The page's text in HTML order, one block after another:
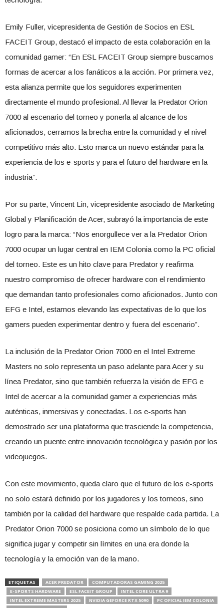
Emily Fuller, vicepresidenta de Gestión de Socios en ESL
FACEIT Group, destacó el impacto de esta colaboración en la
comunidad gamer: “En ESL FACEIT Group siempre buscamos
formas de acercar a los fanáticos a la acción. Por primera vez,
esta alianza permite que los seguidores experimenten
directamente el mundo profesional. Al llevar la Predator Orion
7000 al escenario del torneo y ponerla al alcance de los
aficionados, cerramos la brecha entre la comunidad y el nivel
competitivo más alto. Esto marca un nuevo estándar para la
experiencia de los e-sports y para el futuro del hardware en la
industria”.
Por su parte, Vincent Lin, vicepresidente asociado de Marketing
Global y Planificación de Acer, subrayó la importancia de este
logro para la marca: “Nos enorgullece ver a la Predator Orion
7000 ocupar un lugar central en IEM Colonia como la PC oficial
del torneo. Este es un hito clave para Predator y reafirma
nuestro compromiso de ofrecer hardware con el rendimiento
que demandan tanto profesionales como aficionados. Junto con
EFG e Intel, estamos elevando las expectativas de lo que los
gamers pueden experimentar dentro y fuera del escenario”.
La inclusión de la Predator Orion 7000 en el Intel Extreme
Masters no solo representa un paso adelante para Acer y su
línea Predator, sino que también refuerza la visión de EFG e
Intel de acercar a la comunidad gamer a experiencias más
auténticas, inmersivas y conectadas. Los e-sports han
demostrado ser una plataforma que trasciende la competencia,
creando un puente entre innovación tecnológica y pasión por los
videojuegos.
Con este movimiento, queda claro que el futuro de los e-sports
no solo estará definido por los jugadores y los torneos, sino
también por la calidad del hardware que respalde cada partida. La
Predator Orion 7000 se posiciona como un símbolo de lo que
significa jugar y competir sin límites en una era donde la
tecnología y la emoción van de la mano.
ETIQUETAS ACER PREDATOR
COMPUTADORAS GAMING 2025
E-SPORTS HARDWARE
ESL FACEIT GROUP
INTEL CORE ULTRA 9
INTEL EXTREME MASTERS 2025
NVIDIA GEFORCE RTX 5090
PC OFICIAL IEM COLONIA